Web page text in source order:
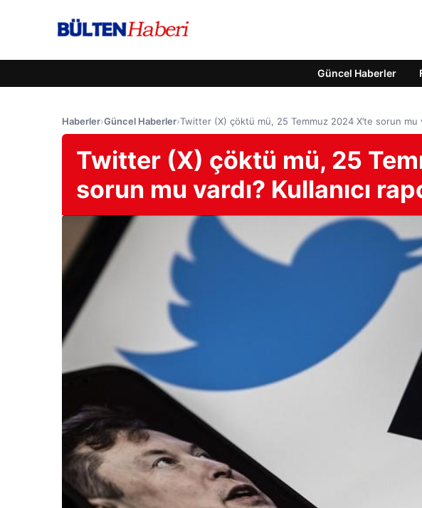
Güncel Haberler
Haberler›Güncel Haberler›Twitter (X) çöktü mü, 25 Temmuz 2024 X’te sorun mu
Twitter (X) çöktü mü, 25
sorun mu vardı? Kullanıcı